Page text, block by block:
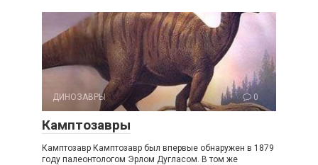
ДИНОЗАВРЫ 0
Камптозавры
Камптозавр Камптозавр был впервые обнаружен в 1879
году палеонтологом Эрлом Дугласом. В том же